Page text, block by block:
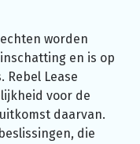
worden
en is op
Rebel Lease
voor de
daarvan.
die